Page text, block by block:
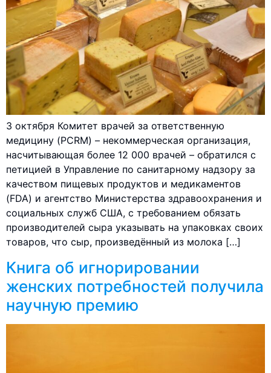
3 октября Комитет врачей за ответственную
медицину (PCRM) – некоммерческая организация,
насчитывающая более 12 000 врачей – обратился с
петицией в Управление по санитарному надзору за
качеством пищевых продуктов и медикаментов
(FDA) и агентство Министерства здравоохранения и
социальных служб США, с требованием обязать
производителей сыра указывать на упаковках своих
товаров, что сыр, произведённый из молока […]
Книга об игнорировании
женских потребностей получила
научную премию